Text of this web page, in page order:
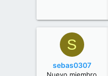
38
S
sebas0307